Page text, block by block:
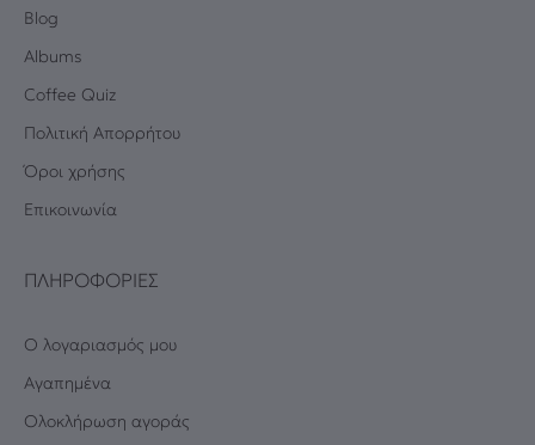
Blog
Albums
Coffee Quiz
Πολιτική Απορρήτου
Όροι χρήσης
Επικοινωνία
ΠΛΗΡΟΦΟΡΊΕΣ
Ο λογαριασμός μου
Αγαπημένα
Oλοκλήρωση αγοράς